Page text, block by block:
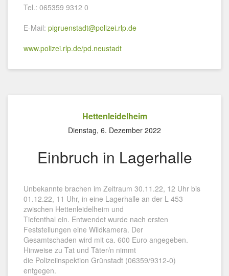
Tel.: 065359 9312 0
E-Mail: pigruenstadt@polizei.rlp.de
www.polizei.rlp.de/pd.neustadt
Hettenleidelheim
Dienstag, 6. Dezember 2022
Einbruch in Lagerhalle
Unbekannte brachen im Zeitraum 30.11.22, 12 Uhr bis
01.12.22, 11 Uhr, in eine Lagerhalle an der L 453
zwischen Hettenleidelheim und
Tiefenthal ein. Entwendet wurde nach ersten
Feststellungen eine Wildkamera. Der
Gesamtschaden wird mit ca. 600 Euro angegeben.
Hinweise zu Tat und Täter/n nimmt
die Polizeiinspektion Grünstadt (06359/9312-0)
entgegen.